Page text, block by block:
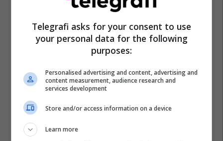
Telegrafi asks for your consent to use
your personal data for the following
purposes:
Personalised advertising and content, advertising and
content measurement, audience research and
services development
Store and/or access information on a device
Learn more